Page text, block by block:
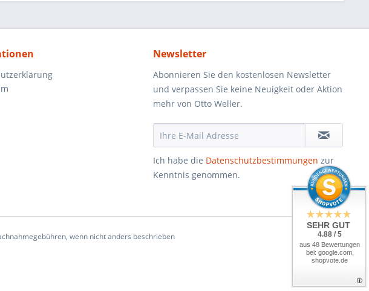
Newsletter
Abonnieren Sie den kostenlosen Newsletter
und verpassen Sie keine Neuigkeit oder Aktion
mehr von Otto Weller.
Ich habe die Datenschutzbestimmungen zur
Kenntnis genommen.
wenn nicht anders beschrieben
SEHR GUT
4.88 / 5
aus 48 Bewertungen
bei: google.com,
shopvote.de